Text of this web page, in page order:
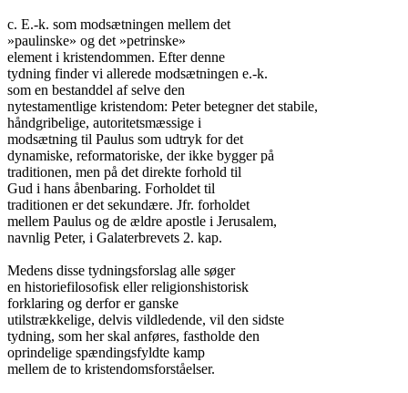
c. E.-k. som modsætningen mellem det
»paulinske» og det »petrinske»
element i kristendommen. Efter denne
tydning finder vi allerede modsætningen e.-k.
som en bestanddel af selve den
nytestamentlige kristendom: Peter betegner det stabile,
håndgribelige, autoritetsmæssige i
modsætning til Paulus som udtryk for det
dynamiske, reformatoriske, der ikke bygger på
traditionen, men på det direkte forhold til
Gud i hans åbenbaring. Forholdet til
traditionen er det sekundære. Jfr. forholdet
mellem Paulus og de ældre apostle i Jerusalem,
navnlig Peter, i Galaterbrevets 2. kap.
Medens disse tydningsforslag alle søger
en historiefilosofisk eller religionshistorisk
forklaring og derfor er ganske
utilstrækkelige, delvis vildledende, vil den sidste
tydning, som her skal anføres, fastholde den
oprindelige spændingsfyldte kamp
mellem de to kristendomsforståelser.